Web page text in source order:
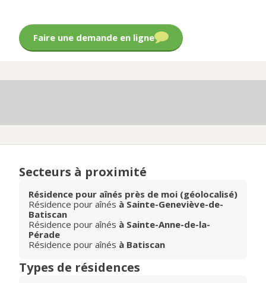
Faire une demande en ligne
Secteurs à proximité
Résidence pour aînés près de moi (géolocalisé)
Résidence pour aînés à Sainte-Geneviève-de-
Batiscan
Résidence pour aînés à Sainte-Anne-de-la-
Pérade
Résidence pour aînés à Batiscan
Types de résidences